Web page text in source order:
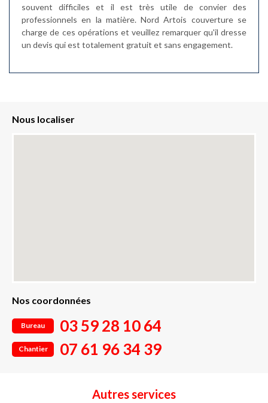
souvent difficiles et il est très utile de convier des
professionnels en la matière. Nord Artois couverture se
charge de ces opérations et veuillez remarquer qu'il dresse
un devis qui est totalement gratuit et sans engagement.
Nous localiser
Nos coordonnées
Bureau 03 59 28 10 64
Chantier 07 61 96 34 39
Autres services